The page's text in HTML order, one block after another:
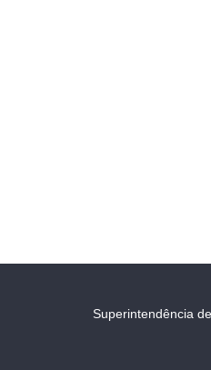
Superintendência